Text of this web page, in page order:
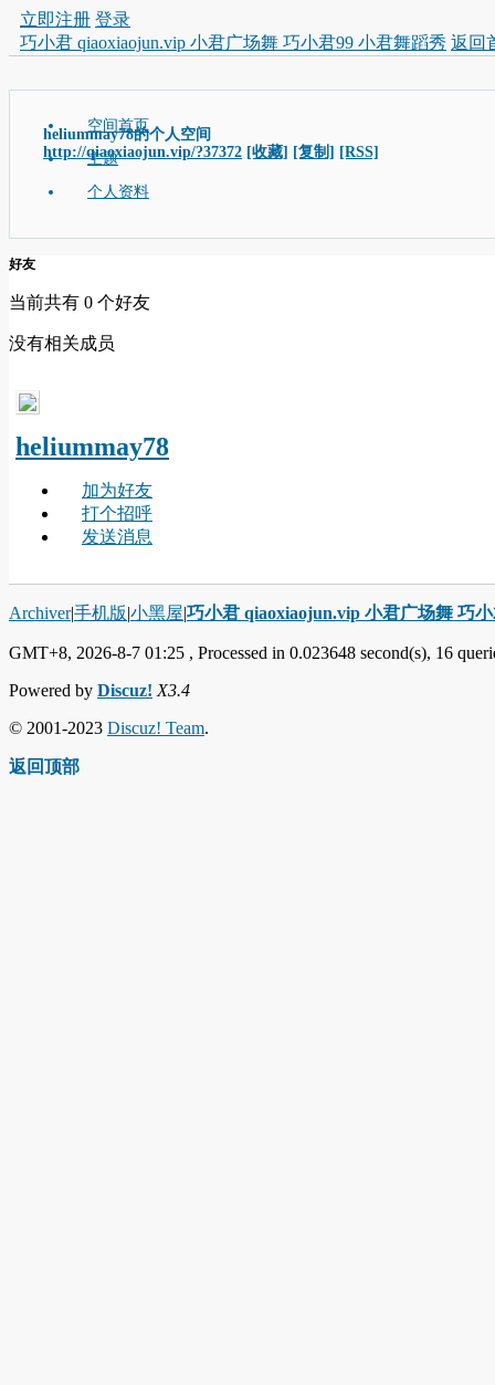
立即注册 登录
巧小君 qiaoxiaojun.vip 小君广场舞 巧小君99 小君舞蹈秀 返回
heliummay78的个人空间
http://qiaoxiaojun.vip/?37372 [收藏] [复制] [RSS]
空间首页
主题
个人资料
好友
当前共有 0 个好友
没有相关成员
heliummay78
加为好友
打个招呼
发送消息
Archiver|手机版|小黑屋|巧小君 qiaoxiaojun.vip 小君广场舞 巧
GMT+8, 2026-8-7 01:25 , Processed in 0.023648 second(s), 16
Powered by Discuz! X3.4
© 2001-2023 Discuz! Team.
返回顶部